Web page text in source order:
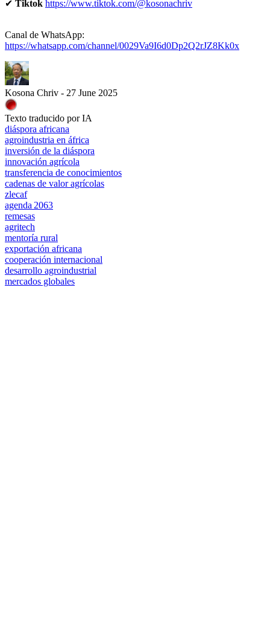
✔ Tiktok https://www.tiktok.com/@kosonachriv
Canal de WhatsApp:
https://whatsapp.com/channel/0029Va9I6d0Dp2Q2rJZ8Kk0x
Kosona Chriv - 27 June 2025
Texto traducido por IA
diáspora africana
agroindustria en áfrica
inversión de la diáspora
innovación agrícola
transferencia de conocimientos
cadenas de valor agrícolas
zlecaf
agenda 2063
remesas
agritech
mentoría rural
exportación africana
cooperación internacional
desarrollo agroindustrial
mercados globales